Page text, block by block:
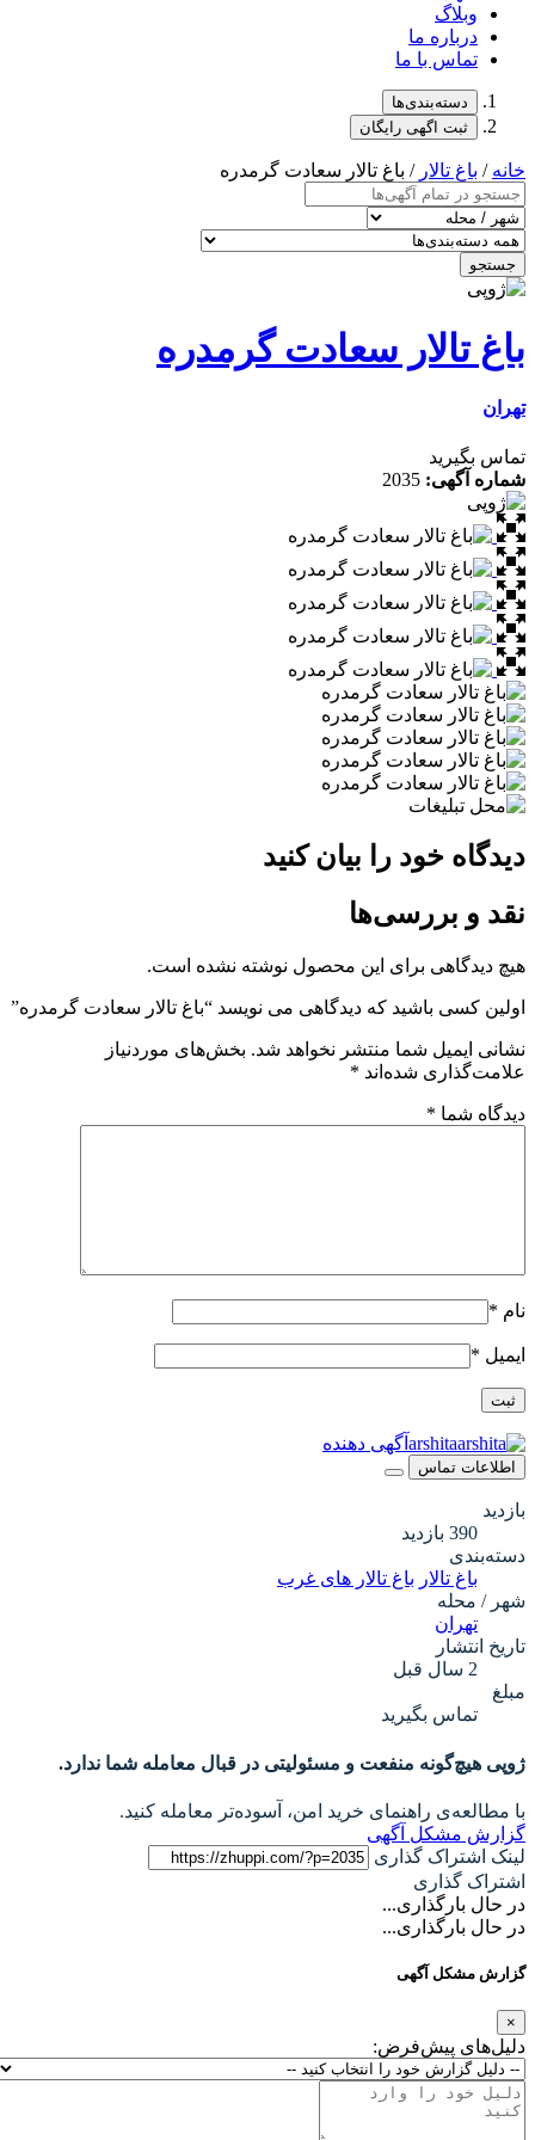
وبلاگ
درباره ما
تماس با ما
دسته‌بندی‌ها
ثبت اگهی رایگان
خانه/ باغ تالار / باغ تالار سعادت گرمدره
جستجو
باغ تالار سعادت گرمدره
تهران
تماس بگیرید
شماره آگهی: 2035
دیدگاه خود را بیان کنید
نقد و بررسی‌ها
هیچ دیدگاهی برای این محصول نوشته نشده است.
اولین کسی باشید که دیدگاهی می نویسد “باغ تالار سعادت گرمدره”
نشانی ایمیل شما منتشر نخواهد شد. بخش‌های موردنیاز
علامت‌گذاری شده‌اند *
دیدگاه شما *
نام *
ایمیل *
arshitaآگهی دهنده
اطلاعات تماس
بازدید
390 بازدید
دسته‌بندی
باغ تالار باغ تالار های غرب
شهر / محله
تهران
تاریخ انتشار
2 سال قبل
مبلغ
تماس بگیرید
ژوپی هیچ‌گونه منفعت و مسئولیتی در قبال معامله شما ندارد.
با مطالعه‌ی راهنمای خرید امن، آسوده‌تر معامله کنید.
گزارش مشکل آگهی
لینک اشتراک گذاری
اشتراک گذاری
در حال بارگذاری...
در حال بارگذاری...
گزارش مشکل آگهی
×
دلیل‌های پیش‌فرض: